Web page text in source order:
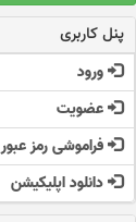
پنل کاربری
ورود
عضویت
فراموشی رمز عبور
دانلود اپلیکیشن